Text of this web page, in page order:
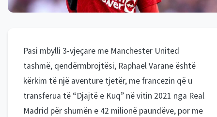
Pasi mbylli 3-vjeçare me Manchester United
tashmë, qendërmbrojtësi, Raphael Varane është
kërkim të një aventure tjetër, me francezin që u
transferua të “Djajtë e Kuq” në vitin 2021 nga Real
Madrid për shumën e 42 milionë paundëve, por me